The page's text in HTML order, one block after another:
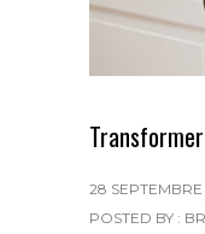
28 SEPTEMBRE
POSTED BY :